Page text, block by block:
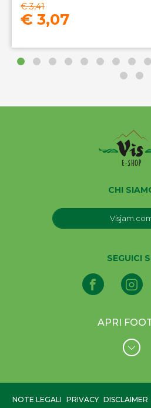
€ 3,41
€ 3,07
CHI
SEGUICI
APRI
NOTE LEGALI PRIVACY DISCLAIMER